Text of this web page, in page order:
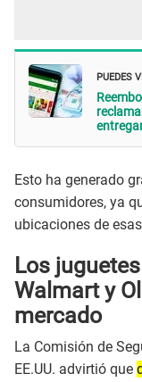
PUEDES
Esto ha generado
consumidores, ya
ubicaciones de esas
Los
Walmart y
mercado
La Comisión de
EE.UU. advirtió que